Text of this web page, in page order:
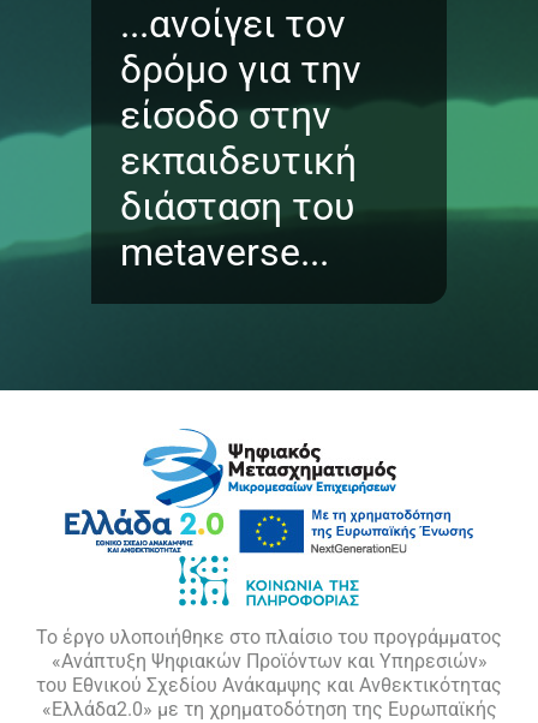
...ανοίγει τον
δρόμο για την
είσοδο στην
εκπαιδευτική
διάσταση του
metaverse...
Το έργο υλοποιήθηκε στο πλαίσιο του προγράμματος
«Ανάπτυξη Ψηφιακών Προϊόντων και Υπηρεσιών»
του Εθνικού Σχεδίου Ανάκαμψης και Ανθεκτικότητας
«Ελλάδα2.0» με τη χρηματοδότηση της Ευρωπαϊκής